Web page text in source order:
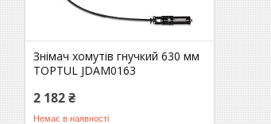
Знімач хомутів гнучкий 630 мм
TOPTUL JDAM0163
2 182 ₴
Немає в наявності